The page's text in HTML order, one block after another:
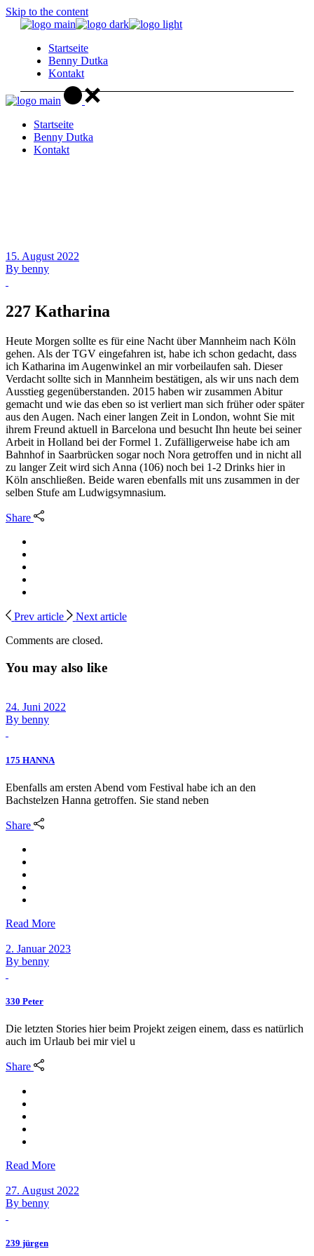
Skip to the content
Startseite
Benny Dutka
Kontakt
Startseite
Benny Dutka
Kontakt
15. August 2022
By benny
227 Katharina
Heute Morgen sollte es für eine Nacht über Mannheim nach Köln
gehen. Als der TGV eingefahren ist, habe ich schon gedacht, dass
ich Katharina im Augenwinkel an mir vorbeilaufen sah. Dieser
Verdacht sollte sich in Mannheim bestätigen, als wir uns nach dem
Ausstieg gegenüberstanden. 2015 haben wir zusammen Abitur
gemacht und wie das eben so ist verliert man sich früher oder später
aus den Augen. Nach einer langen Zeit in London, wohnt Sie mit
ihrem Freund aktuell in Barcelona und besucht Ihn heute bei seiner
Arbeit in Holland bei der Formel 1. Zufälligerweise habe ich am
Bahnhof in Saarbrücken sogar noch Nora getroffen und in nicht all
zu langer Zeit wird sich Anna (106) noch bei 1-2 Drinks hier in
Köln anschließen. Beide waren ebenfalls mit uns zusammen in der
selben Stufe am Ludwigsymnasium.
Share
Prev article
Next article
Comments are closed.
You may also like
24. Juni 2022
By benny
175 HANNA
Ebenfalls am ersten Abend vom Festival habe ich an den
Bachstelzen Hanna getroffen. Sie stand neben
Share
Read More
2. Januar 2023
By benny
330 Peter
Die letzten Stories hier beim Projekt zeigen einem, dass es natürlich
auch im Urlaub bei mir viel u
Share
Read More
27. August 2022
By benny
239 jürgen